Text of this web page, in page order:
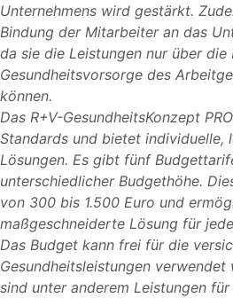
Unternehmens wird gestärkt.
Bindung der Mitarbeiter an das
da sie die Leistungen nur über
Gesundheitsvorsorge des
können.
Das R+V-GesundheitsKonzept
Standards und bietet individuelle,
Lösungen. Es gibt fünf
unterschiedlicher Budgethöhe.
von 300 bis 1.500 Euro und
maßgeschneiderte Lösung für
Das Budget kann frei für die
Gesundheitsleistungen verwendet
sind unter anderem Leistungen für